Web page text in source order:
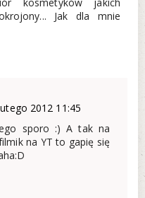
Jak dla mnie
2012 11:45
sporo :) A tak na
na YT to gapię się